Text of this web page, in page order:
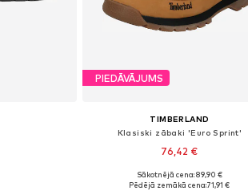
PIEDĀVĀJUMS
TIMBERLAND
Klasiski zābaki 'Euro Sprint'
76,42 €
Pieejams daudzos izmēros
Sākotnējā cena: 89,90 €
Pēdējā zemākā cena:71,91 €